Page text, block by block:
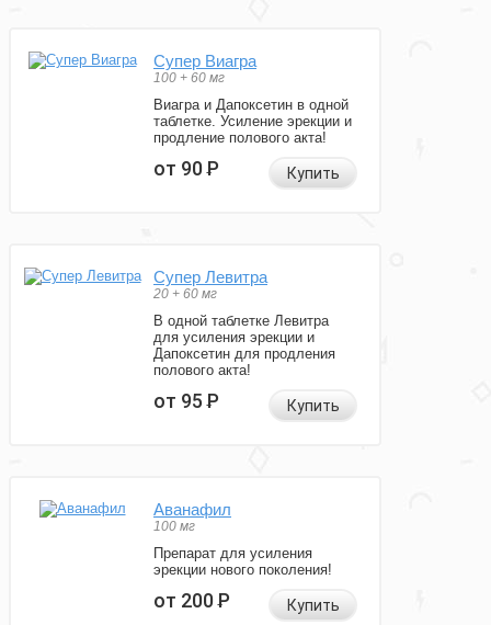
Супер Виагра
100 + 60 мг
Виагра и Дапоксетин в одной
таблетке. Усиление эрекции и
продление полового акта!
от 90Р Купить
Супер Левитра
20 + 60 мг
В одной таблетке Левитра
для усиления эрекции и
Дапоксетин для продления
полового акта!
от 95Р Купить
Аванафил
100 мг
Препарат для усиления
эрекции нового поколения!
от 200Р Купить